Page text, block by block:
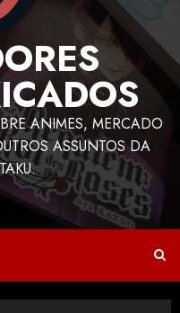
ANIMES, MERCADO
ASSUNTOS DA